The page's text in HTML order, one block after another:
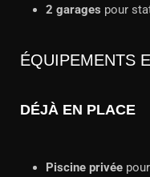
2 garages pour
ÉQUIPEMENTS
DÉJÀ EN PLACE
Piscine privée